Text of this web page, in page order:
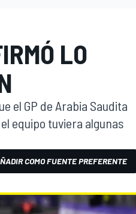
LO
el GP de Arabia Saudita
equipo tuviera algunas
COMO FUENTE PREFERENTE